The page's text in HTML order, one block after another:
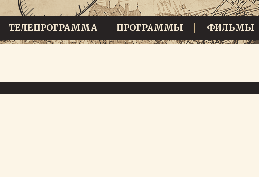
ТЕЛЕПРОГРАММА ПРОГРАММЫ ФИЛЬМЫ